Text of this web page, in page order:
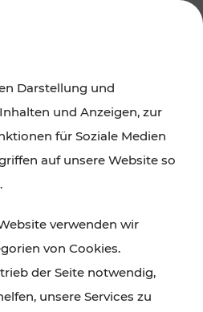
und das Burgenland
Gastronomie,
– viele
Ticket- und Fahrplan-
und schnell erreichbar.
Darstellung und
und Anzeigen, zur
für Soziale Medien
auf unsere Website so
verwenden wir
von Cookies.
der Seite notwendig,
unsere Services zu